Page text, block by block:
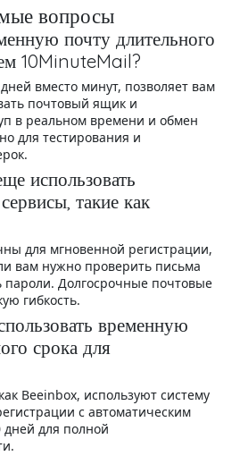
вопросы
почту длительного
10MinuteMail?
вместо минут, позволяет вам
почтовый ящик и
в реальном времени и обмен
для тестирования и
использовать
такие как
для мгновенной регистрации,
вам нужно проверить письма
пароли. Долгосрочные почтовые
гибкость.
временную
срока для
Beeinbox, используют систему
с автоматическим
дней для полной